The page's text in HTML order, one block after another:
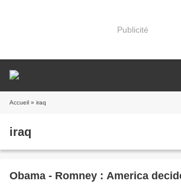
Publicité
Accueil » iraq
iraq
Obama - Romney : America